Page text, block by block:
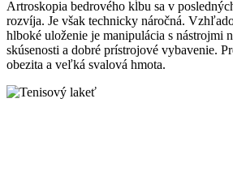
Artroskopia bedrového kĺbu sa v
rozvíja. Je však technicky náročná.
hlboké uloženie je manipulácia s nástrojmi
skúsenosti a dobré prístrojové vybavenie.
obezita a veľká svalová hmota.